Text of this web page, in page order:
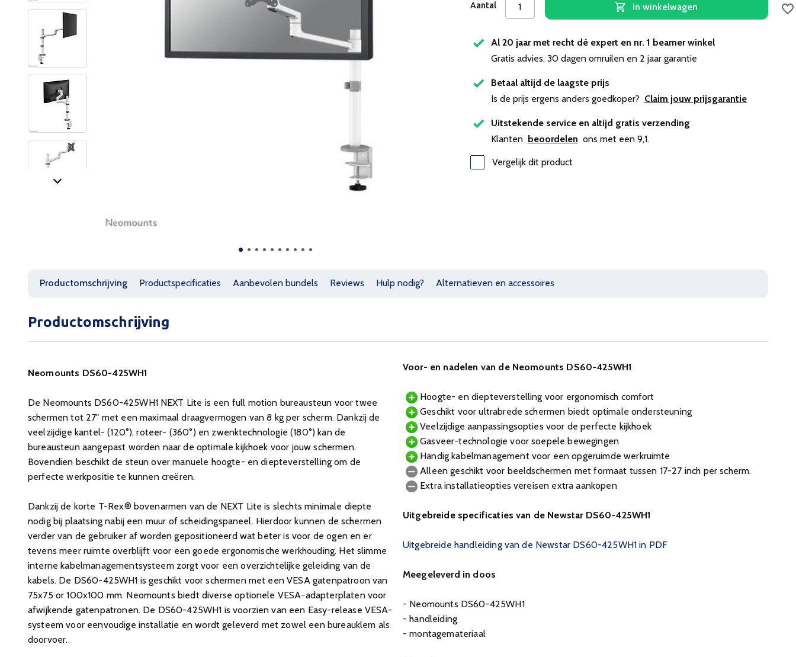
Aantal In winkelwagen
Al 20 jaar met recht dé expert en nr. 1 beamer winkel
Gratis advies, 30 dagen omruilen en 2 jaar garantie
Betaal altijd de laagste prijs
Is de prijs ergens anders goedkoper? Claim jouw prijsgarantie
Uitstekende service en altijd gratis verzending
Klanten beoordelen ons met een 9,1.
Vergelijk dit product
Productomschrijving Productspecificaties Aanbevolen bundels Reviews Hulp nodig? Alternatieven en accessoires
Productomschrijving
Neomounts DS60-425WH1
De Neomounts DS60-425WH1 NEXT Lite is een full motion bureausteun voor twee
schermen tot 27" met een maximaal draagvermogen van 8 kg per scherm. Dankzij de
veelzijdige kantel- (120°), roteer- (360°) en zwenktechnologie (180°) kan de
bureausteun aangepast worden naar de optimale kijkhoek voor jouw schermen.
Bovendien beschikt de steun over manuele hoogte- en diepteverstelling om de
perfecte werkpositie te kunnen creëren.
Dankzij de korte T-Rex® bovenarmen van de NEXT Lite is slechts minimale diepte
nodig bij plaatsing nabij een muur of scheidingspaneel. Hierdoor kunnen de schermen
verder van de gebruiker af worden gepositioneerd wat beter is voor de ogen en er
tevens meer ruimte overblijft voor een goede ergonomische werkhouding. Het slimme
interne kabelmanagementsysteem zorgt voor een overzichtelijke geleiding van de
kabels. De DS60-425WH1 is geschikt voor schermen met een VESA gatenpatroon van
75x75 or 100x100 mm. Neomounts biedt diverse optionele VESA-adapterplaten voor
afwijkende gatenpatronen. De DS60-425WH1 is voorzien van een Easy-release VESA-
systeem voor eenvoudige installatie en wordt geleverd met zowel een bureauklem als
doorvoer.
Voor- en nadelen van de Neomounts DS60-425WH1
Hoogte- en diepteverstelling voor ergonomisch comfort
Geschikt voor ultrabrede schermen biedt optimale ondersteuning
Veelzijdige aanpassingsopties voor de perfecte kijkhoek
Gasveer-technologie voor soepele bewegingen
Handig kabelmanagement voor een opgeruimde werkruimte
Alleen geschikt voor beeldschermen met formaat tussen 17-27 inch per scherm.
Extra installatieopties vereisen extra aankopen
Uitgebreide specificaties van de Newstar DS60-425WH1
Uitgebreide handleiding van de Newstar DS60-425WH1 in PDF
Meegeleverd in doos
- Neomounts DS60-425WH1
- handleiding
- montagemateriaal